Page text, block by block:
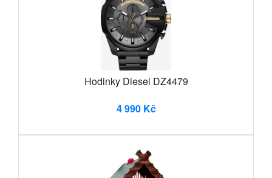
Hodinky Diesel DZ4479
4 990 Kč